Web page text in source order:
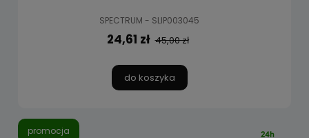
SPECTRUM - SLIP003045
24,61 zł 45,00 zł
do koszyka
promocja